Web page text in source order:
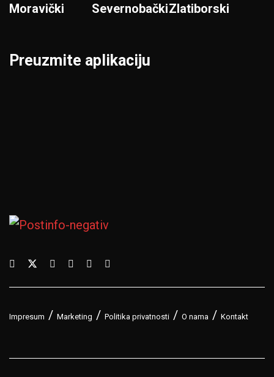
Moravički SevernobačkiZlatiborski
Preuzmite aplikaciju
Impresum Marketing Politika privatnosti O nama Kontakt